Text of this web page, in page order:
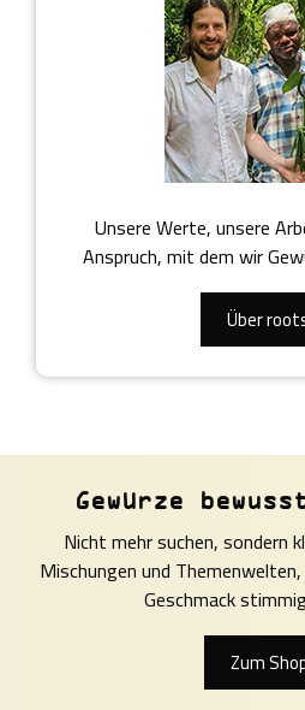
Unsere Werte, unsere
Anspruch, mit dem wir
Über
Gewürze
Nicht mehr suchen, sondern
Mischungen und
Geschmack
Zum